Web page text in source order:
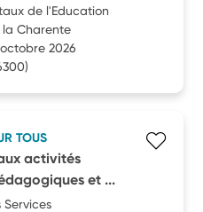
de l'Education
Charente
2026
TOUS
activités
et ...